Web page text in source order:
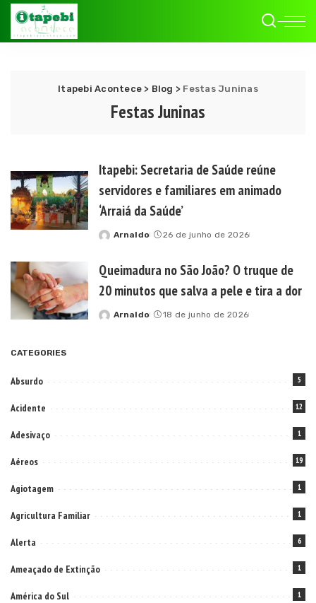
Itapebi Acontece > Blog > Festas Juninas
Festas Juninas
Itapebi: Secretaria de Saúde reúne
servidores e familiares em animado
‘Arraiá da Saúde’
Posted
Arnaldo 26 de junho de 2026
Queimadura no São João? O truque de
20 minutos que salva a pele e tira a dor
Posted
Arnaldo 18 de junho de 2026
CATEGORIES
Absurdo 5
Acidente 12
Adesivaço 1
Aéreos 19
Agiotagem 1
Agricultura Familiar 1
Alerta 6
Ameaçado de Extinção 1
América do Sul 1